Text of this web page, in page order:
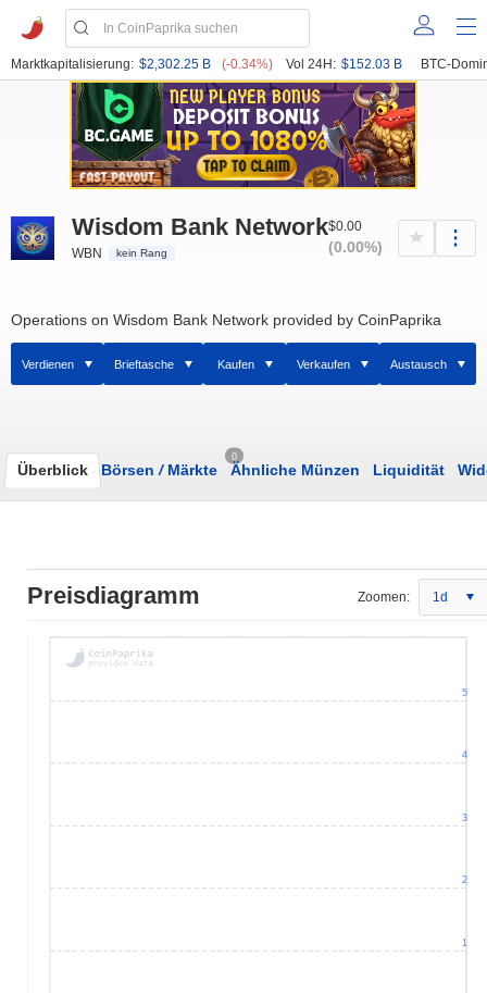
Marktkapitalisierung: $2,302.25 B (-0.34%) Vol 24H: $152.03 B BTC-
Wisdom Bank Network
WBN kein Rang
$0.00
(0.00%)
Operations on Wisdom Bank Network provided by CoinPaprika
Verdienen Brieftasche Kaufen Verkaufen Austausch
Überblick Börsen /Märkte
0
Ähnliche Münzen Liquidität
Preisdiagramm Zoomen: 1d
1
2
3
4
5